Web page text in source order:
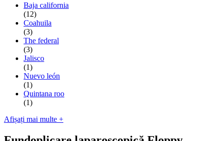
Baja california
(12)
Coahuila
(3)
The federal
(3)
Jalisco
(1)
Nuevo león
(1)
Quintana roo
(1)
Afișați mai multe +